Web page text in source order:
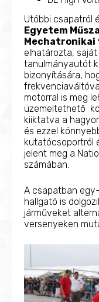
Utóbbi csapatról
Egyetem
Mechatronikai
elhatározta,
tanulmányautót
bizonyítására,
motorral is meg
üzemeltethető
kiiktatva a
és ezzel
kutatócsoportról
jelent meg a
számában.
A csapatban
hallgató is
járműveket
versenyeken